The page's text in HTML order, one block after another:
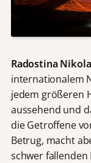
Radostina
internationalem
jedem größeren
aussehend und
die Getroffene
Betrug, macht
schwer